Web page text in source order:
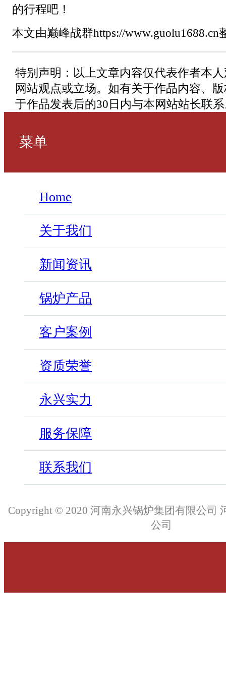
的行程吧！
本文由巅峰战群https://www.guolu1688.cn
特别声明：以上文章内容仅代表作者本
网站观点或立场。如有关于作品内容、
于作品发表后的30日内与本网站站长联
菜单
Home
关于我们
新闻资讯
锅炉产品
客户案例
资质荣誉
永兴实力
服务保障
联系我们
Copyright © 2020 河南永兴锅炉集团有限公司
公司